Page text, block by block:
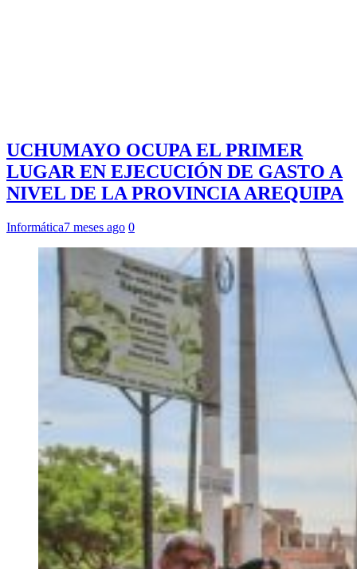
UCHUMAYO OCUPA EL PRIMER
LUGAR EN EJECUCIÓN DE GASTO A
NIVEL DE LA PROVINCIA AREQUIPA
Informática7 meses ago 0